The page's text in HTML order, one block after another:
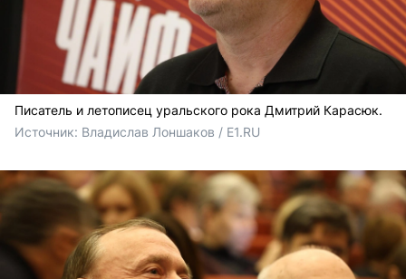
Писатель и летописец уральского рока Дмитрий Карасюк.
Источник: Владислав Лоншаков / E1.RU